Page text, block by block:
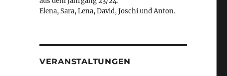
Elena, Sara, Lena, David, Joschi und Anton.
VERANSTALTUNGEN